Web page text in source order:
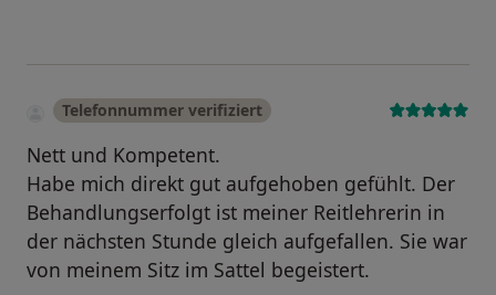
Telefonnummer verifiziert
Nett und Kompetent.
Habe mich direkt gut aufgehoben gefühlt. Der
Behandlungserfolgt ist meiner Reitlehrerin in
der nächsten Stunde gleich aufgefallen. Sie war
von meinem Sitz im Sattel begeistert.